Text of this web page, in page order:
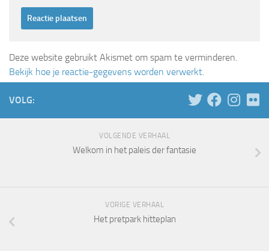
Deze website gebruikt Akismet om spam te verminderen.
Bekijk hoe je reactie-gegevens worden verwerkt.
VOLG:
VOLGENDE VERHAAL
Welkom in het paleis der fantasie
VORIGE VERHAAL
Het pretpark hitteplan